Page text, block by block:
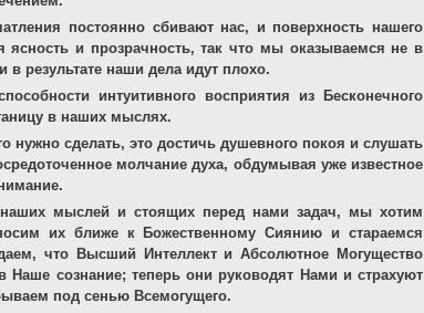
постоянно сбивают нас, и поверхность нашего
и прозрачность, так что мы оказываемся не в
результате наши дела идут плохо.
интуитивного восприятия из Бесконечного
в наших мыслях.
нужно сделать, это достичь душевного покоя и слушать
молчание духа, обдумывая уже известное
мыслей и стоящих перед нами задач, мы хотим
их ближе к Божественному Сиянию и стараемся
что Высший Интеллект и Абсолютное Могущество
сознание; теперь они руководят Нами и страхуют
под сенью Всемогущего.